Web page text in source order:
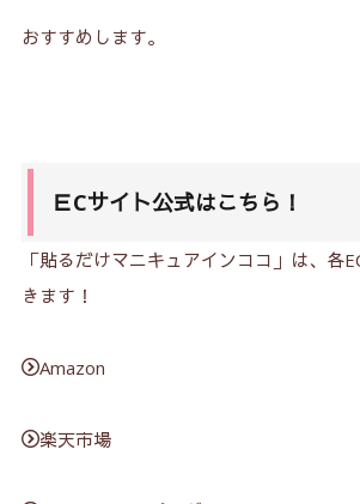
おすすめします。
ＥCサイト公式はこちら！
「貼るだけマニキュアインココ」は、各
きます！
Amazon
楽天市場